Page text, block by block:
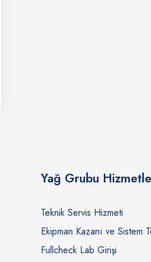
Yağ Grubu
Teknik Servis Hizmeti
Ekipman Kazanı ve Sistem
Fullcheck Lab Girişi